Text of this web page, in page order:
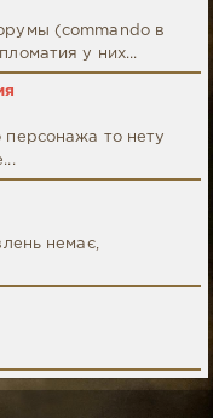
(commando в
у них...
персонажа то нету
немає,